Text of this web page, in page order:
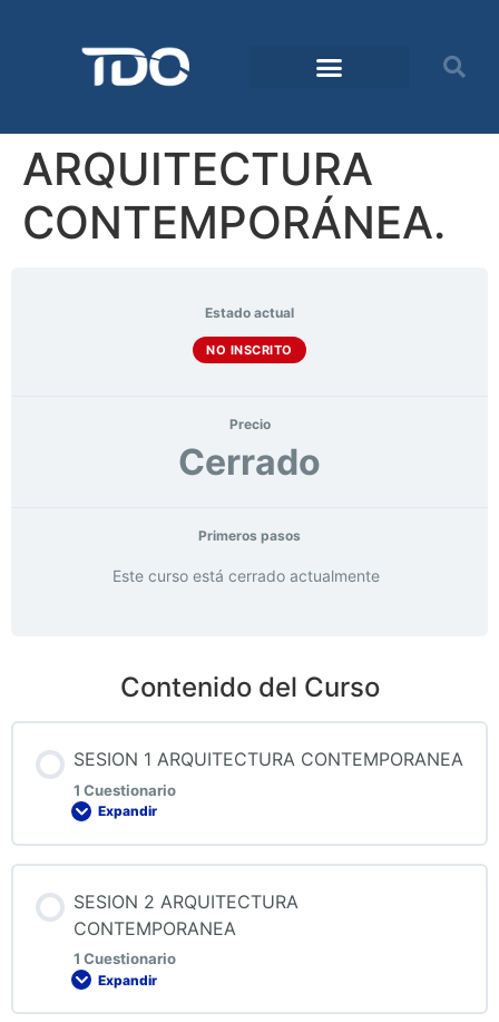
ARQUITECTURA
CONTEMPORÁNEA.
Estado actual
NO INSCRITO
Precio
Cerrado
Primeros pasos
Este curso está cerrado actualmente
Contenido del Curso
SESION 1 ARQUITECTURA CONTEMPORANEA
1 Cuestionario
Expandir
QUIZ 1 ARQUITECTURA CONTEMPORANEA
SESION 2 ARQUITECTURA
CONTEMPORANEA
1 Cuestionario
Expandir